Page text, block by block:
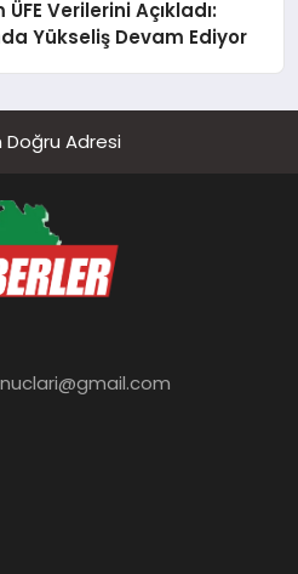
ÜFE Verilerini Açıkladı:
Yükseliş Devam Ediyor
Doğru Adresi